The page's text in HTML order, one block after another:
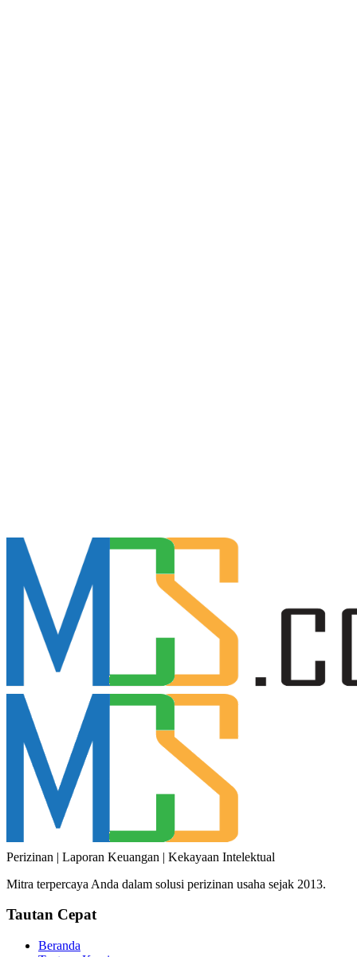
Perizinan | Laporan Keuangan | Kekayaan Intelektual
Mitra terpercaya Anda dalam solusi perizinan usaha sejak 2013.
Tautan Cepat
Beranda